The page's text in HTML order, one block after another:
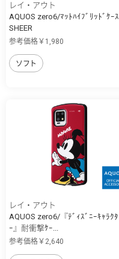
レイ・アウト
AQUOS zero6/ﾏｯﾄﾊｲﾌﾞﾘｯﾄﾞｹｰｽ
SHEER
参考価格￥1,980
ソフト
レイ・アウト
AQUOS zero6/『ﾃﾞｨｽﾞﾆｰｷｬﾗｸﾀ
ｰ』耐衝撃ｹｰ...
参考価格￥2,640